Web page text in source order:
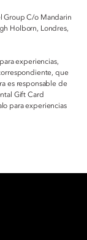
Group C/o Mandarin
Holborn, Londres,
experiencias,
que
es responsable de
Gift Card
para experiencias